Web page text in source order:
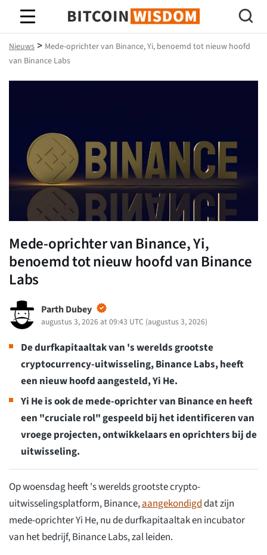
Bitcoin-wijsheid
Nieuws > Mede-oprichter van Binance, Yi, benoemd tot nieuw hoofd
van Binance Labs
Mede-oprichter van Binance, Yi,
benoemd tot nieuw hoofd van Binance
Labs
Parth Dubey
augustus 3, 2026 at 09:43 UTC (augustus 3, 2026)
De durfkapitaaltak van 's werelds grootste
cryptocurrency-uitwisseling, Binance Labs, heeft
een nieuw hoofd aangesteld, Yi He.
Yi He is ook de mede-oprichter van Binance en heeft
een "cruciale rol" gespeeld bij het identificeren van
vroege projecten, ontwikkelaars en oprichters bij de
uitwisseling.
Op woensdag heeft 's werelds grootste crypto-
uitwisselingsplatform, Binance,aangekondigddat zijn
mede-oprichter Yi He, nu de durfkapitaaltak en incubator
van het bedrijf, Binance Labs, zal leiden.